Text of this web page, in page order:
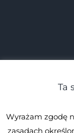
Ta
Wyrażam zgodę
zasadach